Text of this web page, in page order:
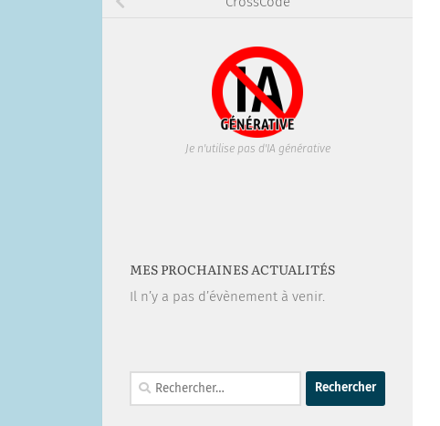
Je n'utilise pas d'IA générative
MES PROCHAINES ACTUALITÉS
Il n’y a pas d’évènement à venir.
Rechercher :